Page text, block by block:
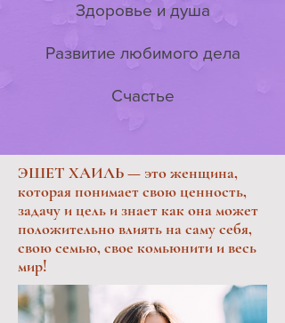
Здоровье и душа
Развитие любимого дела
Счастье
ЭШЕТ ХАИЛЬ — это женщина,
которая понимает свою ценность,
задачу и цель и знает как она может
положительно влиять на саму себя,
свою семью, свое комьюнити и весь
мир!